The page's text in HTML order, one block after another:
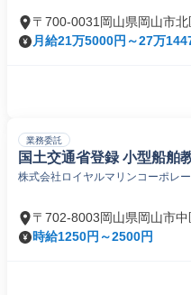
〒700-0031岡山県岡山市
月給21万5000円～27万
業務委託
国土交通省登録 小型船
株式会社ロイヤルマリンコーポレ
〒702-8003岡山県岡山市
時給1250円～2500円